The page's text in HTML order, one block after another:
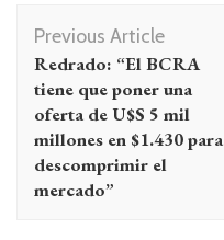
Navegación
de
entradas
Previous Article
Redrado: “El BCRA
tiene que poner una
oferta de U$S 5 mil
millones en $1.430 para
descomprimir el
mercado”